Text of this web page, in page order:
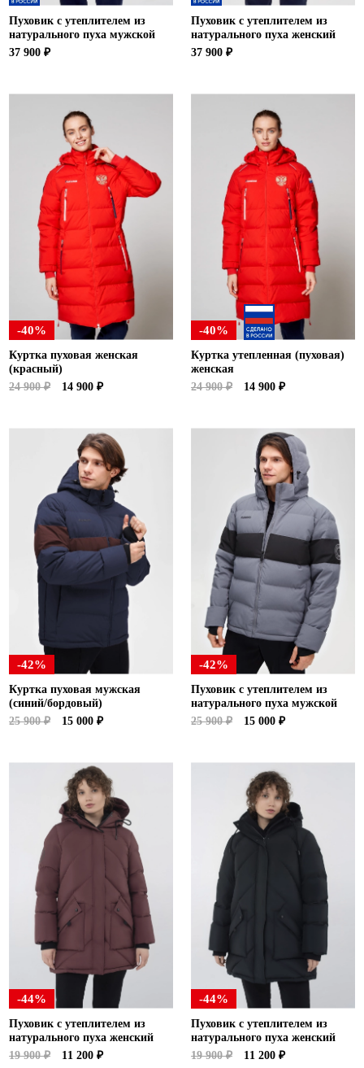
Пуховик с утеплителем из
натурального пуха мужской
37 900 ₽
Пуховик с утеплителем из
натурального пуха женский
37 900 ₽
-40%
Куртка пуховая женская
(красный)
24 900 ₽
14 900 ₽
-40%
Куртка утепленная (пуховая)
женская
24 900 ₽
14 900 ₽
-42%
Куртка пуховая мужская
(синий/бордовый)
25 900 ₽
15 000 ₽
-42%
Пуховик с утеплителем из
натурального пуха мужской
25 900 ₽
15 000 ₽
-44%
Пуховик с утеплителем из
натурального пуха женский
19 900 ₽
11 200 ₽
-44%
Пуховик с утеплителем из
натурального пуха женский
19 900 ₽
11 200 ₽